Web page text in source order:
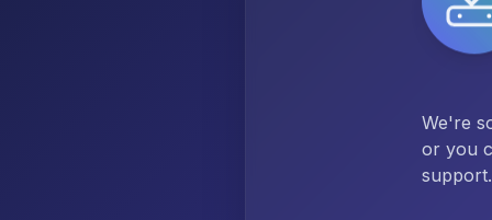
We're
or you
support.